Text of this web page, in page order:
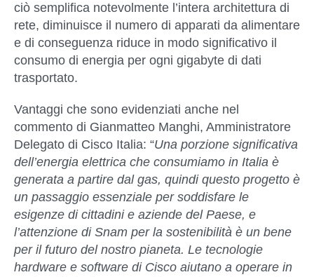
ciò semplifica notevolmente l’intera architettura di
rete, diminuisce il numero di apparati da alimentare
e di conseguenza riduce in modo significativo il
consumo di energia per ogni gigabyte di dati
trasportato.
Vantaggi che sono evidenziati anche nel
commento di Gianmatteo Manghi, Amministratore
Delegato di Cisco Italia: “Una porzione significativa
dell’energia elettrica che consumiamo in Italia è
generata a partire dal gas, quindi questo progetto è
un passaggio essenziale per soddisfare le
esigenze di cittadini e aziende del Paese, e
l’attenzione di Snam per la sostenibilità è un bene
per il futuro del nostro pianeta. Le tecnologie
hardware e software di Cisco aiutano a operare in